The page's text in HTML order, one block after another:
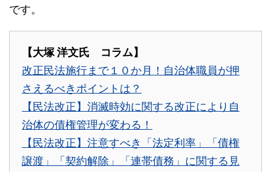
です。
【大塚 洋文氏 コラム】
改正民法施行まで１０か月！自治体職員が押
さえるべきポイントは？
【民法改正】消滅時効に関する改正により自
治体の債権管理が変わる！
【民法改正】注意すべき「法定利率」「債権
譲渡」「契約解除」「連帯債務」に関する見